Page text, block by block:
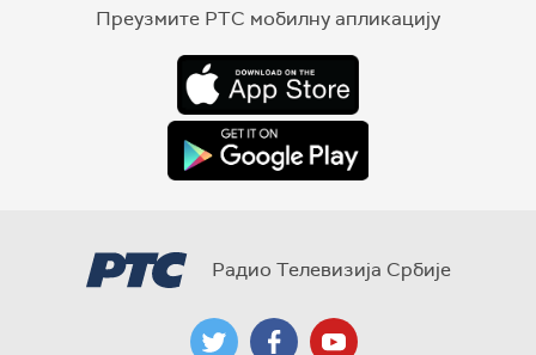
Преузмите РТС мобилну апликацију
Радио Телевизија Србије